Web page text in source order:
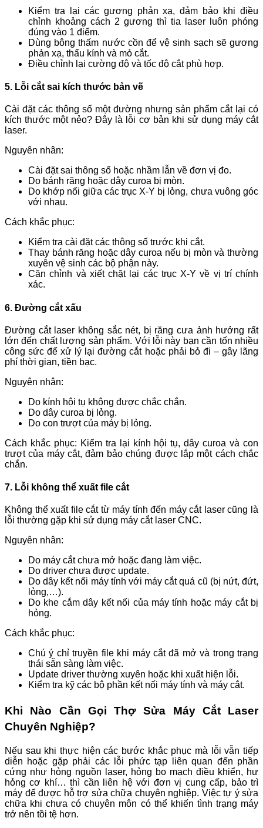
Kiểm tra lại các gương phản xạ, đảm bảo khi điều
chỉnh khoảng cách 2 gương thì tia laser luôn phóng
đúng vào 1 điểm.
Dùng bông thấm nước cồn để vệ sinh sạch sẽ gương
phản xạ, thấu kính và mỏ cắt.
Điều chỉnh lại cường độ và tốc độ cắt phù hợp.
5. Lỗi cắt sai kích thước bản vẽ
Cài đặt các thông số một đường nhưng sản phẩm cắt lại có
kích thước một nẻo? Đây là lỗi cơ bản khi sử dụng máy cắt
laser.
Nguyên nhân:
Cài đặt sai thông số hoặc nhầm lẫn về đơn vị đo.
Do bánh răng hoặc dây curoa bị mòn.
Do khớp nối giữa các trục X-Y bị lỏng, chưa vuông góc
với nhau.
Cách khắc phục:
Kiểm tra cài đặt các thông số trước khi cắt.
Thay bánh răng hoặc dây curoa nếu bị mòn và thường
xuyên vệ sinh các bộ phận này.
Căn chỉnh và xiết chặt lại các trục X-Y về vị trí chính
xác.
6. Đường cắt xấu
Đường cắt laser không sắc nét, bị răng cưa ảnh hưởng rất
lớn đến chất lượng sản phẩm. Với lỗi này bạn cần tốn nhiều
công sức để xử lý lại đường cắt hoặc phải bỏ đi – gây lãng
phí thời gian, tiền bạc.
Nguyên nhân:
Do kính hội tụ không được chắc chắn.
Do dây curoa bị lỏng.
Do con trượt của máy bị lỏng.
Cách khắc phục: Kiểm tra lại kính hội tụ, dây curoa và con
trượt của máy cắt, đảm bảo chúng được lắp một cách chắc
chắn.
7. Lỗi không thể xuất file cắt
Không thể xuất file cắt từ máy tính đến máy cắt laser cũng là
lỗi thường gặp khi sử dụng máy cắt laser CNC.
Nguyên nhân:
Do máy cắt chưa mở hoặc đang làm việc.
Do driver chưa được update.
Do dây kết nối máy tính với máy cắt quá cũ (bị nứt, đứt,
lỏng,…).
Do khe cắm dây kết nối của máy tính hoặc máy cắt bị
hỏng.
Cách khắc phục:
Chú ý chỉ truyền file khi máy cắt đã mở và trong trạng
thái sẵn sàng làm việc.
Update driver thường xuyên hoặc khi xuất hiện lỗi.
Kiểm tra kỹ các bộ phần kết nối máy tính và máy cắt.
Khi Nào Cần Gọi Thợ Sửa Máy Cắt Laser
Chuyên Nghiệp?
Nếu sau khi thực hiện các bước khắc phục mà lỗi vẫn tiếp
diễn hoặc gặp phải các lỗi phức tạp liên quan đến phần
cứng như hỏng nguồn laser, hỏng bo mạch điều khiển, hư
hỏng cơ khí… thì cần liên hệ với đơn vị cung cấp, bảo trì
máy để được hỗ trợ sửa chữa chuyên nghiệp. Việc tự ý sửa
chữa khi chưa có chuyên môn có thể khiến tình trạng máy
trở nên tồi tệ hơn.